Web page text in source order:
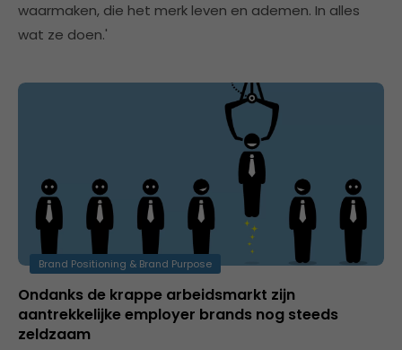
waarmaken, die het merk leven en ademen. In alles
wat ze doen.'
Brand Positioning & Brand Purpose
Ondanks de krappe arbeidsmarkt zijn
aantrekkelijke employer brands nog steeds
zeldzaam